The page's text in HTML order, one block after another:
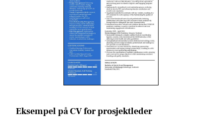
Eksempel på CV for prosjektleder